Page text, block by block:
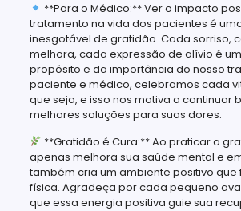
**Para o Médico:** Ver o impacto
tratamento na vida dos pacientes é
inesgotável de gratidão. Cada sorriso,
melhora, cada expressão de alívio é
propósito e da importância do nosso
paciente e médico, celebramos cada
que seja, e isso nos motiva a continuar
melhores soluções para suas dores.
**Gratidão é Cura:** Ao praticar a
apenas melhora sua saúde mental e
também cria um ambiente positivo que
física. Agradeça por cada pequeno
que essa energia positiva guie sua